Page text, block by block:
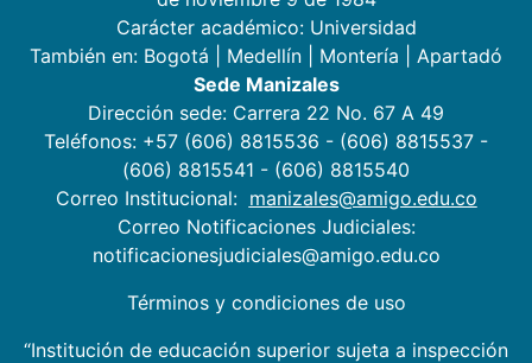
Carácter académico: Universidad
También en: Bogotá Medellín Montería
Apartadó
Sede Manizales
Dirección sede: Carrera 22 No. 67 A 49
Teléfonos: +57 (606) 8815536 - (606) 8815537 -
(606) 8815541 - (606) 8815540
Correo Institucional: manizales@amigo.edu.co
Correo Notificaciones Judiciales:
notificacionesjudiciales@amigo.edu.co
Términos y condiciones de uso
“Institución de educación superior sujeta a inspección